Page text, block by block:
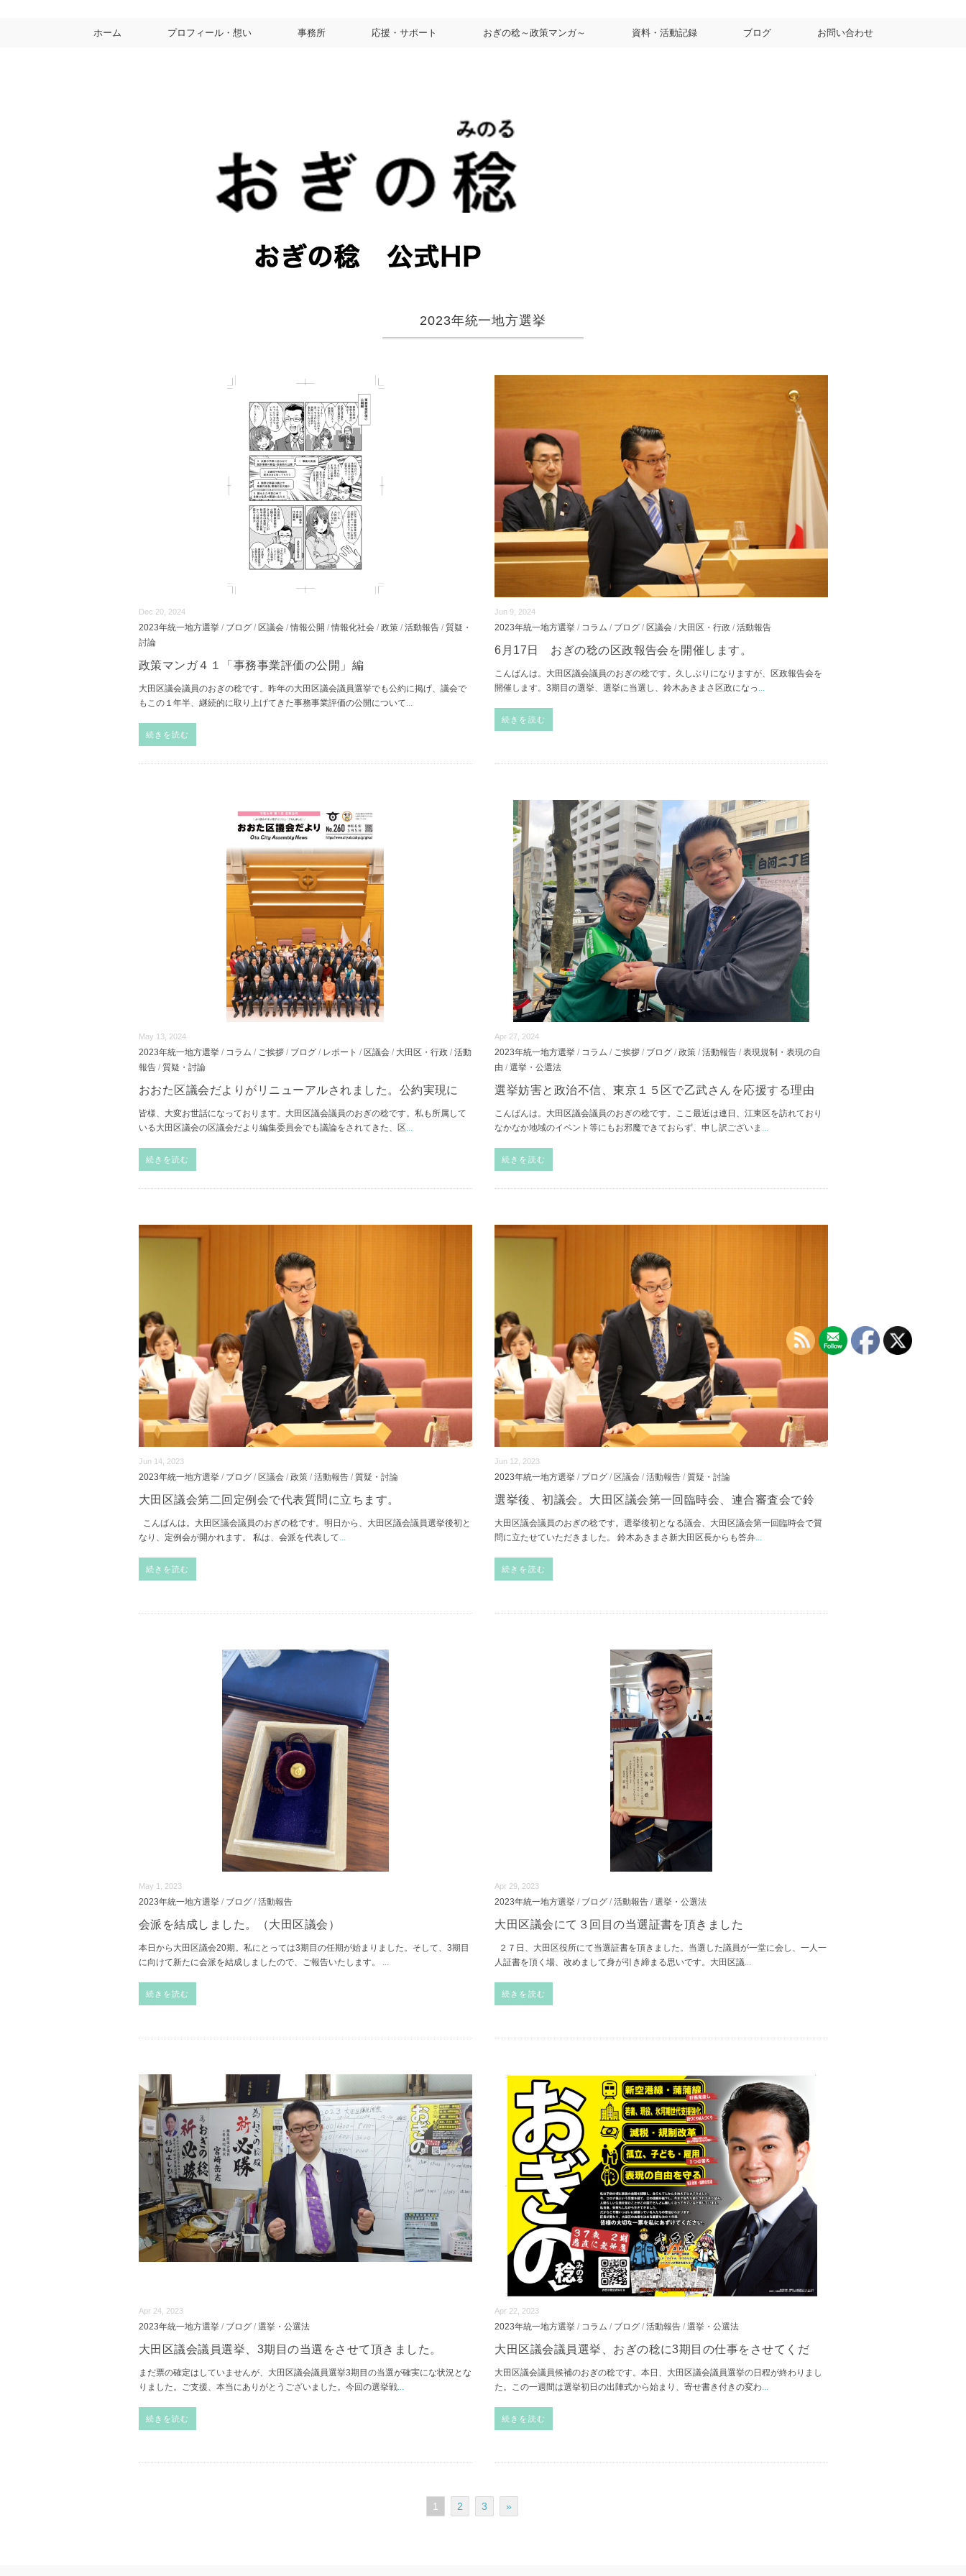
ホーム プロフィール・想い 事務所 応援・サポート おぎの稔～政策マンガ～ 資料・活動記録 ブログ お問い合わせ
2023年統一地方選挙
Dec 20, 2024
2023年統一地方選挙/ ブログ/ 区議会/情報公開 /情報化社会/ 政策/ 活動報告/ 質疑・
討論
政策マンガ４１「事務事業評価の公開」編
大田区議会議員のおぎの稔です。昨年の大田区議会議員選挙でも公約に掲げ、議会で
もこの１年半、継続的に取り上げてきた事務事業評価の公開について...
続きを読む
Jun 9, 2024
2023年統一地方選挙 / コラム / ブログ /区議会 / 大田区・行政 /活動報告
6月17日 おぎの稔の区政報告会を開催します。
こんばんは。大田区議会議員のおぎの稔です。久しぶりになりますが、区政報告会を
開催します。3期目の選挙、選挙に当選し、鈴木あきまさ区政になっ...
続きを読む
May 13, 2024
2023年統一地方選挙/ コラム / ご挨拶/ ブログ/ レポート / 区議会/ 大田区・行政 / 活動
報告/ 質疑・討論
おおた区議会だよりがリニューアルされました。公約実現に
皆様、大変お世話になっております。大田区議会議員のおぎの稔です。私も所属して
いる大田区議会の区議会だより編集委員会でも議論をされてきた、区...
続きを読む
Apr 27, 2024
2023年統一地方選挙 / コラム / ご挨拶 / ブログ /政策 /活動報告 /表現規制・表現の自
由 /選挙・公選法
選挙妨害と政治不信、東京１５区で乙武さんを応援する理由
こんばんは。大田区議会議員のおぎの稔です。ここ最近は連日、江東区を訪れており
なかなか地域のイベント等にもお邪魔できておらず、申し訳ございま ...
続きを読む
Jun 14, 2023
2023年統一地方選挙/ ブログ/ 区議会/ 政策/ 活動報告/ 質疑・討論
大田区議会第二回定例会で代表質問に立ちます。
こんばんは。大田区議会議員のおぎの稔です。明日から、大田区議会議員選挙後初と
なり、定例会が開かれます。 私は、会派を代表して...
続きを読む
Jun 12, 2023
2023年統一地方選挙 / ブログ /区議会 /活動報告 /質疑・討論
選挙後、初議会。大田区議会第一回臨時会、連合審査会で鈴
大田区議会議員のおぎの稔です。選挙後初となる議会、大田区議会第一回臨時会で質
問に立たせていただきました。 鈴木あきまさ新大田区長からも答弁...
続きを読む
May 1, 2023
2023年統一地方選挙/ ブログ/ 活動報告
会派を結成しました。（大田区議会）
本日から大田区議会20期。私にとっては3期目の任期が始まりました。そして、3期目
に向けて新たに会派を結成しましたので、ご報告いたします。 ...
続きを読む
Apr 29, 2023
2023年統一地方選挙 / ブログ /活動報告 /選挙・公選法
大田区議会にて３回目の当選証書を頂きました
２７日、大田区役所にて当選証書を頂きました。当選した議員が一堂に会し、一人一
人証書を頂く場、改めまして身が引き締まる思いです。大田区議...
続きを読む
Apr 24, 2023
2023年統一地方選挙/ ブログ/ 選挙・公選法
大田区議会議員選挙、3期目の当選をさせて頂きました。
まだ票の確定はしていませんが、大田区議会議員選挙3期目の当選が確実にな状況とな
りました。ご支援、本当にありがとうございました。今回の選挙戦...
続きを読む
Apr 22, 2023
2023年統一地方選挙 / コラム / ブログ /活動報告 /選挙・公選法
大田区議会議員選挙、おぎの稔に3期目の仕事をさせてくだ
大田区議会議員候補のおぎの稔です。本日、大田区議会議員選挙の日程が終わりまし
た。この一週間は選挙初日の出陣式から始まり、寄せ書き付きの変わ...
続きを読む
1 2 3 »